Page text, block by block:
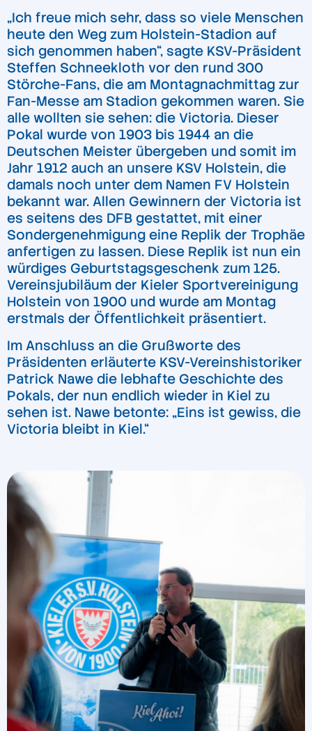
„Ich freue mich sehr, dass so viele Menschen
heute den Weg zum Holstein-Stadion auf
sich genommen haben“, sagte KSV-Präsident
Steffen Schneekloth vor den rund 300
Störche-Fans, die am Montagnachmittag zur
Fan-Messe am Stadion gekommen waren. Sie
alle wollten sie sehen: die Victoria. Dieser
Pokal wurde von 1903 bis 1944 an die
Deutschen Meister übergeben und somit im
Jahr 1912 auch an unsere KSV Holstein, die
damals noch unter dem Namen FV Holstein
bekannt war. Allen Gewinnern der Victoria ist
es seitens des DFB gestattet, mit einer
Sondergenehmigung eine Replik der Trophäe
anfertigen zu lassen. Diese Replik ist nun ein
würdiges Geburtstagsgeschenk zum 125.
Vereinsjubiläum der Kieler Sportvereinigung
Holstein von 1900 und wurde am Montag
erstmals der Öffentlichkeit präsentiert.
Im Anschluss an die Grußworte des
Präsidenten erläuterte KSV-Vereinshistoriker
Patrick Nawe die lebhafte Geschichte des
Pokals, der nun endlich wieder in Kiel zu
sehen ist. Nawe betonte: „Eins ist gewiss, die
Victoria bleibt in Kiel.“